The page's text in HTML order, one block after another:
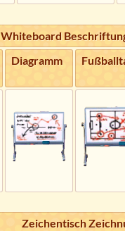
Whiteboard
Diagramm
Zeichentisch